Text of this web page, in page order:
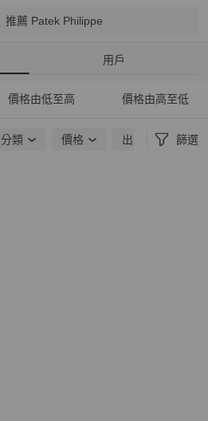
推薦 Patek Philippe
用戶
價格由低至高 價格由高至低
分類 價格 出貨地點 篩選